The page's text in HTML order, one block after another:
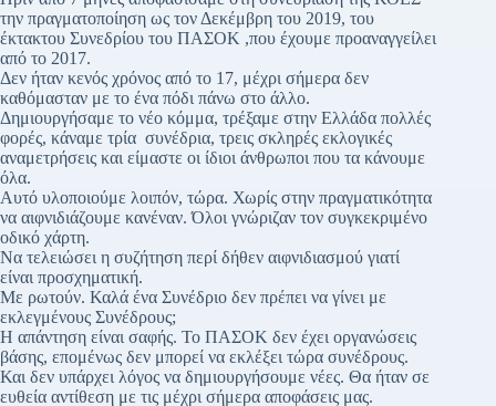
την πραγματοποίηση ως τον Δεκέμβρη του 2019, του
έκτακτου Συνεδρίου του ΠΑΣΟΚ ,που έχουμε προαναγγείλει
από το 2017.
Δεν ήταν κενός χρόνος από το 17, μέχρι σήμερα δεν
καθόμασταν με το ένα πόδι πάνω στο άλλο.
Δημιουργήσαμε το νέο κόμμα, τρέξαμε στην Ελλάδα πολλές
φορές, κάναμε τρία συνέδρια, τρεις σκληρές εκλογικές
αναμετρήσεις και είμαστε οι ίδιοι άνθρωποι που τα κάνουμε
όλα.
Αυτό υλοποιούμε λοιπόν, τώρα. Χωρίς στην πραγματικότητα
να αιφνιδιάζουμε κανέναν. Όλοι γνώριζαν τον συγκεκριμένο
οδικό χάρτη.
Να τελειώσει η συζήτηση περί δήθεν αιφνιδιασμού γιατί
είναι προσχηματική.
Με ρωτούν. Καλά ένα Συνέδριο δεν πρέπει να γίνει με
εκλεγμένους Συνέδρους;
Η απάντηση είναι σαφής. Το ΠΑΣΟΚ δεν έχει οργανώσεις
βάσης, επομένως δεν μπορεί να εκλέξει τώρα συνέδρους.
Και δεν υπάρχει λόγος να δημιουργήσουμε νέες. Θα ήταν σε
ευθεία αντίθεση με τις μέχρι σήμερα αποφάσεις μας.